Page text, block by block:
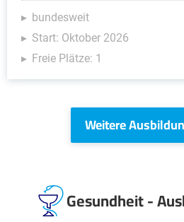
bundesweit
Start: Oktober 2026
Freie Plätze: 1
Weitere
Gesundheit -